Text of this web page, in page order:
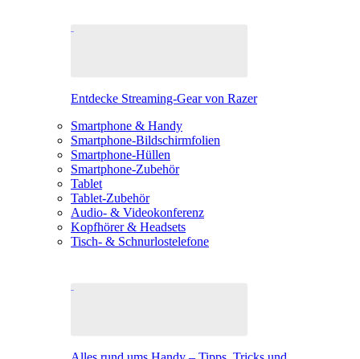
Entdecke Streaming-Gear von Razer
Smartphone & Handy
Smartphone-Bildschirmfolien
Smartphone-Hüllen
Smartphone-Zubehör
Tablet
Tablet-Zubehör
Audio- & Videokonferenz
Kopfhörer & Headsets
Tisch- & Schnurlostelefone